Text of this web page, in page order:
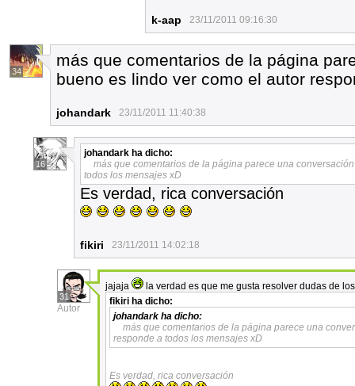
k-aap 23/11/2011 09:16:30
34
más que comentarios de la página
bueno es lindo ver como el autor
johandark 23/11/2011 11:40:38
16
johandark ha dicho:
más que comentarios de la página parece una
todos los mensajes xD
Es verdad, rica conversación
fikiri 23/11/2011 14:02:18
31
Autor
jajaja
la verdad es que me gusta resolver dudas de
fikiri ha dicho:
johandark ha dicho:
más que comentarios de la página parece una
responde a todos los mensajes xD
Es verdad, rica conversación